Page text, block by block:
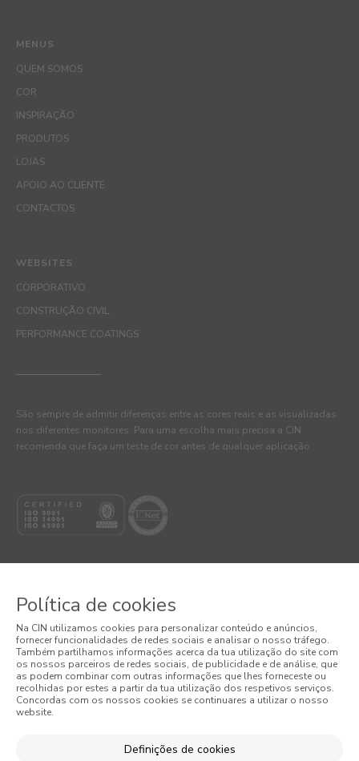
MENUS
QUEM SOMOS
COR
INSPIRAÇÃO
PRODUTOS
LOJAS
APOIO AO CLIENTE
CONTACTOS
WEBSITES
CORPORATIVO
CONSTRUÇÃO CIVIL
PERFORMANCE COATINGS
São sempre de admitir diferenças entre as cores reais e as visualizadas
nos diferentes monitores. Para uma escolha mais precisa a CIN
recomenda que faça um teste de cor antes de qualquer aplicação.
Termos e Condições
Política de Privacidade
Política de Cookies
Condições Gerais de Venda
Política de cookies
Na CIN utilizamos cookies para personalizar conteúdo e anúncios,
fornecer funcionalidades de redes sociais e analisar o nosso tráfego.
Também partilhamos informações acerca da tua utilização do site com
os nossos parceiros de redes sociais, de publicidade e de análise, que
as podem combinar com outras informações que lhes forneceste ou
recolhidas por estes a partir da tua utilização dos respetivos serviços.
Concordas com os nossos cookies se continuares a utilizar o nosso
website.
Definições de cookies